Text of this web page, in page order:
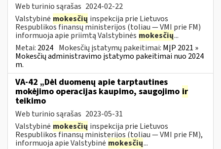
Web turinio sąrašas 2024-02-22
Valstybinė mokesčių inspekcija prie Lietuvos
Respublikos finansų ministerijos (toliau ― VMI prie FM)
informuoja apie priimtą Valstybinės mokesčių...
Metai: 2024 Mokesčių įstatymų pakeitimai: MĮP 2021 »
Mokesčių administravimo įstatymo pakeitimai nuo 2024
m.
VA-42 „Dėl duomenų apie tarptautines
mokėjimo operacijas kaupimo, saugojimo ir
teikimo
Web turinio sąrašas 2023-05-31
Valstybinė mokesčių inspekcija prie Lietuvos
Respublikos finansų ministerijos (toliau ― VMI prie FM),
informuoja apie Valstybinė mokesčių...